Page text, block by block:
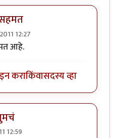
12:27
आहे.
कराकिंवासदस्य व्हा
12:59